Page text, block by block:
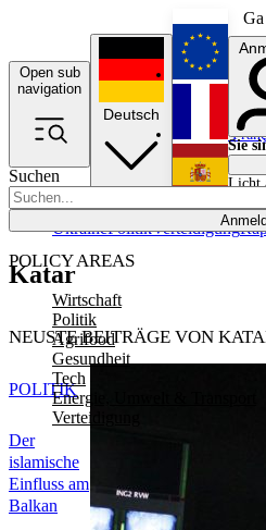
Open sub
navigation
Suchen
POLICY AREAS
Wirtschaft
Politik
Agrifood
Gesundheit
Tech
Energie, Umwelt & Transport
Verteidigung
UkrainePolitikVerteidigung
Deutsch
Sie
Licht
Katar
NEUSTE BEITRÄGE VON
Der
islamische
Einfluss am
Balkan
POLITIK